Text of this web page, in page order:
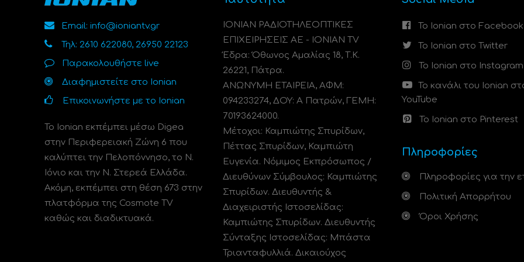
Email: info@ioniantv.gr
Τηλ: 2610 622080, 26950 22123
Παρακολουθήστε live
Διαφημιστείτε στο Ionian
Επικοινωνήστε με το Ionian
Το Ionian εκπέμπει μέσω Digea
στην Περιφερειακή Ζώνη 6 που
καλύπτει την Πελοπόννησο, το N.
Ιόνιο και την Ν. Στερεά Ελλάδα.
Ακόμη, εκπέμπει στη θέση 673 στην
πλατφόρμα της Cosmote TV
καθώς και διαδικτυακά.
ΙΟΝΙΑΝ ΡΑΔΙΟΤΗΛΕΟΠΤΙΚΕΣ
ΕΠΙΧΕΙΡΗΣΕΙΣ ΑΕ - IONIAN TV
Έδρα: Όθωνος Αμαλίας 18, Τ.Κ.
26221, Πάτρα.
ΑΝΩΝΥΜΗ ΕΤΑΙΡΕΙΑ, ΑΦΜ:
094233274, ΔΟΥ: A Πατρών, ΓΕΜΗ:
70193624000.
Μέτοχοι: Καμπιώτης Σπυρίδων,
Πέττας Σπυρίδων, Καμπιώτη
Ευγενία. Νόμιμος Εκπρόσωπος /
Διευθύνων Σύμβουλος: Καμπιώτης
Σπυρίδων. Διευθυντής &
Διαχειριστής Ιστοσελίδας:
Καμπιώτης Σπυρίδων. Διευθυντής
Σύνταξης Ιστοσελίδας: Μπάστα
Τριανταφυλλιά. Δικαιούχος
Το Ionian στο Facebook
Το Ionian στο Twitter
Το Ionian στο Instagram
Το κανάλι του Ionian
YouTube
Το Ionian στο Pinterest
Πληροφορίες
Πληροφορίες για την
Πολιτική Απορρήτου
Όροι Χρήσης